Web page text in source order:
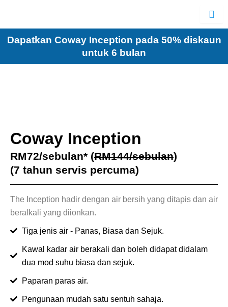
Dapatkan Coway Inception pada 50% diskaun
untuk 6 bulan
Coway Inception
RM72/sebulan* (RM144/sebulan)
(7 tahun servis percuma)
The Inception hadir dengan air bersih yang ditapis dan air
beralkali yang diionkan.
Tiga jenis air - Panas, Biasa dan Sejuk.
Kawal kadar air berakali dan boleh didapat didalam
dua mod suhu biasa dan sejuk.
Paparan paras air.
Pengunaan mudah satu sentuh sahaja.